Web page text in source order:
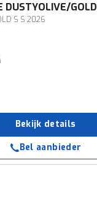
DUSTYOLIVE/GOLD
S S 2026
Bekijk details
Bel aanbieder